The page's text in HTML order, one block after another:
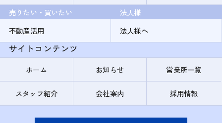
売りたい・買いたい
不動産活用
法人様
法人様へ
サイトコンテンツ
ホーム お知らせ 営業所一覧
スタッフ紹介 会社案内 採用情報